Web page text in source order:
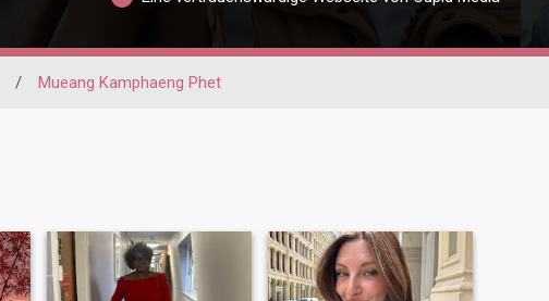
/ Mueang Kamphaeng Phet